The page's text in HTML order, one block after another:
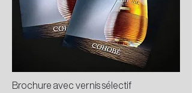
Brochure avec vernis sélectif